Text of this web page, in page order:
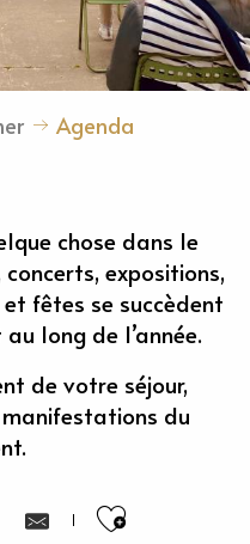
Agenda
chose dans le
expositions,
fêtes se succèdent
long de l’année.
de votre séjour,
du
Ajouter